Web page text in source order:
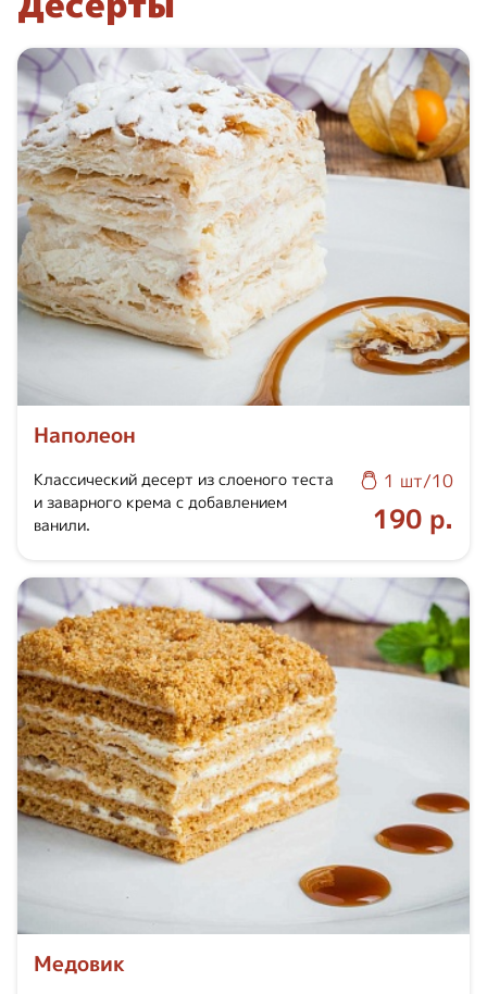
Наполеон
Классический десерт из слоеного теста
и заварного крема с добавлением
ванили.
1 шт/10
190 р.
Медовик